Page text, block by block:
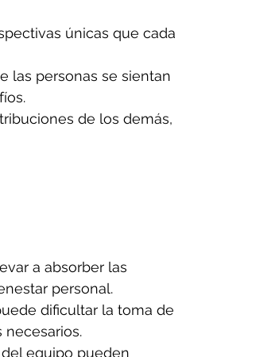
únicas que cada
las personas se sientan
de los demás,
a absorber las
personal.
dificultar la toma de
equipo pueden